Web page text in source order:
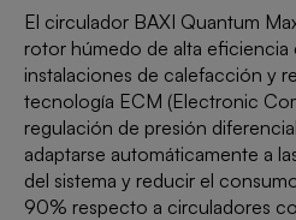
El circulador BAXI Quantum
rotor húmedo de alta eficiencia
instalaciones de calefacción y
tecnología ECM (Electronic
regulación de presión
adaptarse automáticamente a
del sistema y reducir el
90% respecto a circuladores